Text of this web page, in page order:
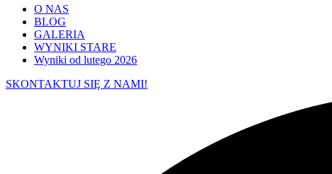
O NAS
BLOG
GALERIA
WYNIKI STARE
Wyniki od lutego 2026
SKONTAKTUJ SIĘ Z NAMI!